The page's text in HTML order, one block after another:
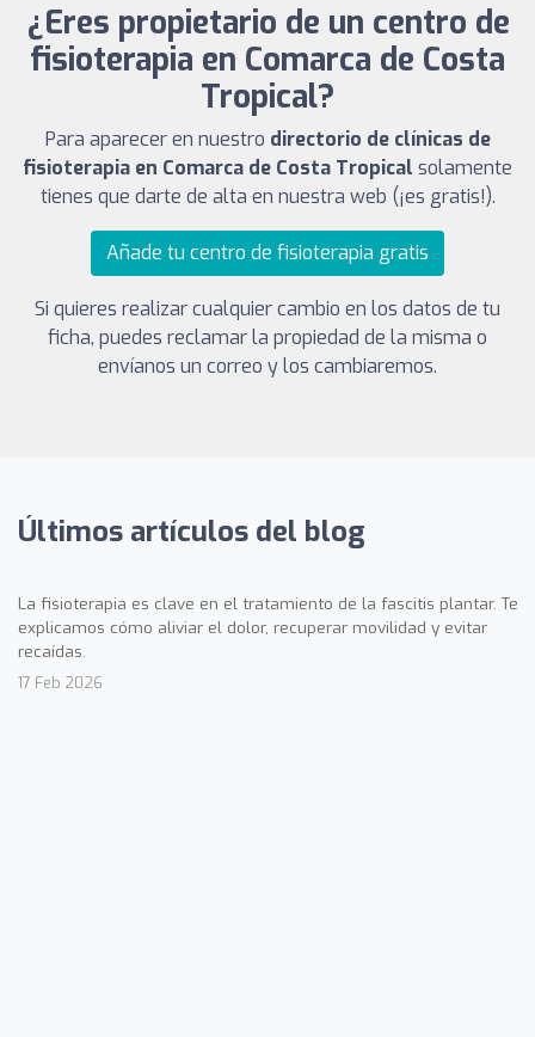
¿Eres propietario de un centro de
fisioterapia en Comarca de Costa
Tropical?
Para aparecer en nuestro directorio de clínicas de
fisioterapia en Comarca de Costa Tropical solamente
tienes que darte de alta en nuestra web (¡es gratis!).
Añade tu centro de fisioterapia gratis
Si quieres realizar cualquier cambio en los datos de tu
ficha, puedes reclamar la propiedad de la misma o
envíanos un correo y los cambiaremos.
Últimos artículos del blog
La fisioterapia es clave en el tratamiento de la fascitis plantar. Te
explicamos cómo aliviar el dolor, recuperar movilidad y evitar
recaídas.
17 Feb 2026